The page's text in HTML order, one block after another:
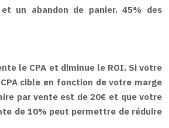
un abandon de panier. 45% des
le CPA et diminue le ROI. Si votre
cible en fonction de votre marge
par vente est de 20€ et que votre
de 10% peut permettre de réduire